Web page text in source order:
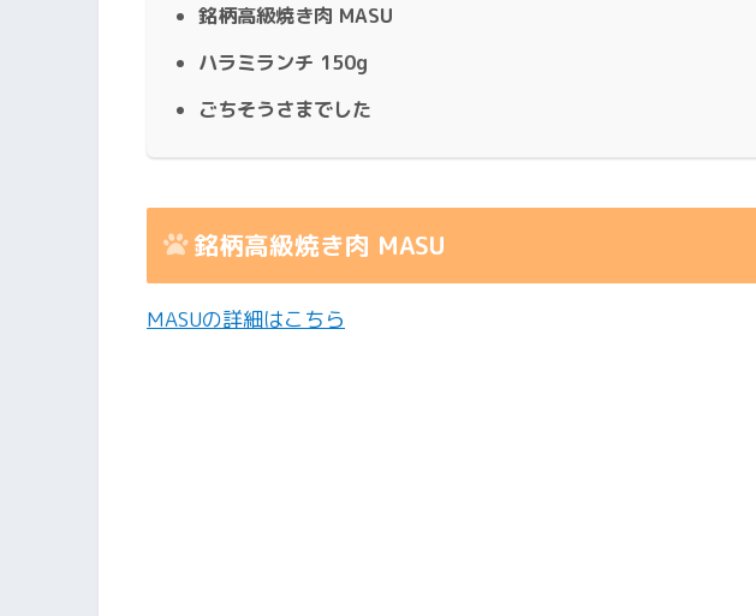
銘柄高級焼き肉 MASU
ハラミランチ 150g
ごちそうさまでした
銘柄高級焼き肉 MASU
MASUの詳細はこちら